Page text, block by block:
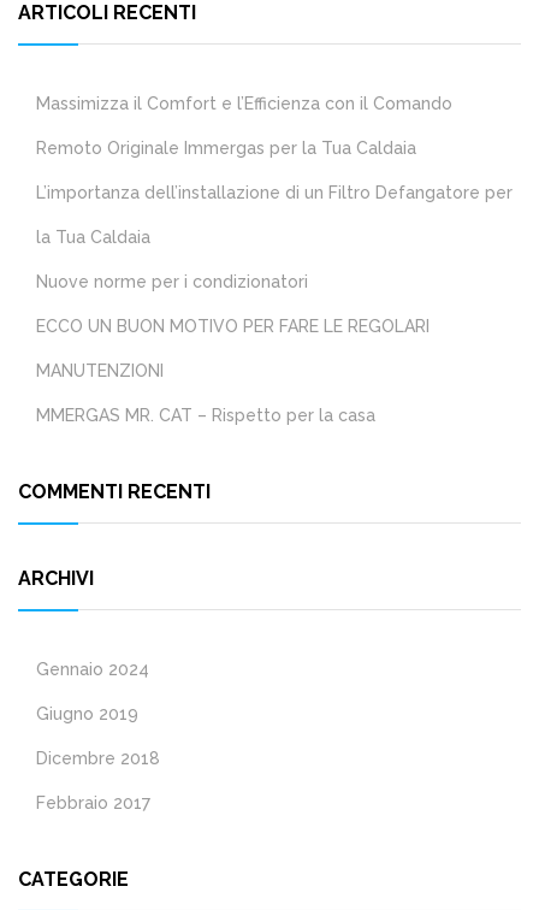
ARTICOLI RECENTI
Massimizza il Comfort e l’Efficienza con il Comando
Remoto Originale Immergas per la Tua Caldaia
L’importanza dell’installazione di un Filtro Defangatore per
la Tua Caldaia
Nuove norme per i condizionatori
ECCO UN BUON MOTIVO PER FARE LE REGOLARI
MANUTENZIONI
MMERGAS MR. CAT – Rispetto per la casa
COMMENTI RECENTI
ARCHIVI
Gennaio 2024
Giugno 2019
Dicembre 2018
Febbraio 2017
CATEGORIE